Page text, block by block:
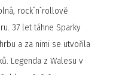
rock´n´rollově
37 let táhne Sparky
a za nimi se utvořila
Legenda z Walesu v